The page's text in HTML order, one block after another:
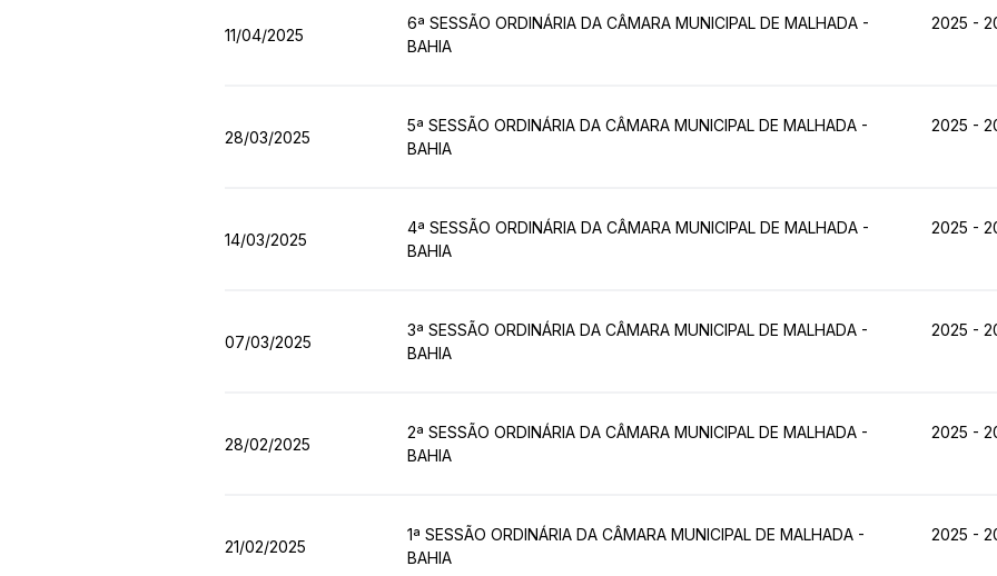
11/04/2025
6ª SESSÃO ORDINÁRIA DA CÂMARA MUNICIPAL DE MALHADA -
BAHIA
2025 -
28/03/2025
5ª SESSÃO ORDINÁRIA DA CÂMARA MUNICIPAL DE MALHADA -
BAHIA
2025 -
14/03/2025
4ª SESSÃO ORDINÁRIA DA CÂMARA MUNICIPAL DE MALHADA -
BAHIA
2025 -
07/03/2025
3ª SESSÃO ORDINÁRIA DA CÂMARA MUNICIPAL DE MALHADA -
BAHIA
2025 -
28/02/2025
2ª SESSÃO ORDINÁRIA DA CÂMARA MUNICIPAL DE MALHADA -
BAHIA
2025 -
21/02/2025
1ª SESSÃO ORDINÁRIA DA CÂMARA MUNICIPAL DE MALHADA -
BAHIA
2025 -